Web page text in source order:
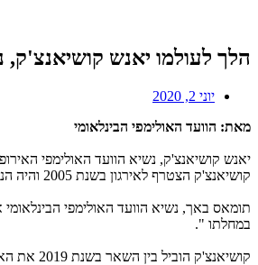
הלך לעולמו יאנש קושיאנצ'ק,
יוני 2, 2020
מאת: הוועד האולימפי הבינלאומי
יאנש קושיאנצ'ק, נשיא הוועד האולימפי
קושיאנצ'ק הצטרף לאירגון בשנת 2005 והיה הנשיא ה- 8 של הוועד האולימפי האירופאי.
תומאס באך, נשיא הוועד האולימפי
במחלתו ".
קושיאנצ'ק הוביל בין השאר בשנת 2019 את האירוח של משחקי אירופה ה- 2 במינסק ושל המשחקים האולימפיים לנוער (EYOF) בערים באקו וסרייבו.